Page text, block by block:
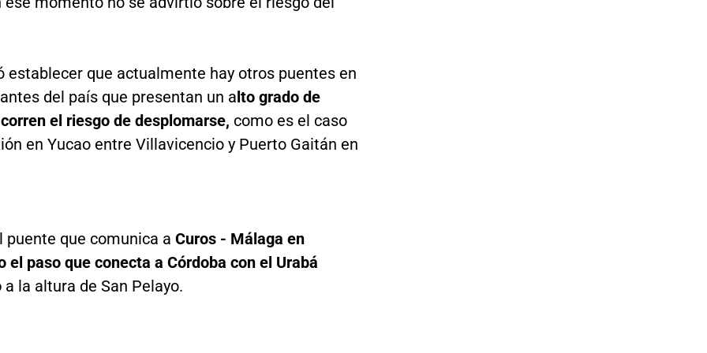
establecer que actualmente hay otros puentes en
del país que presentan un alto grado de
el riesgo de desplomarse, como es el caso
en Yucao entre Villavicencio y Puerto Gaitán en
puente que comunica a Curos - Málaga en
el paso que conecta a Córdoba con el Urabá
a la altura de San Pelayo.